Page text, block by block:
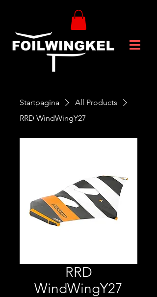
Startpagina
All Products
RRD WindWingY27
RRD
WindWingY27